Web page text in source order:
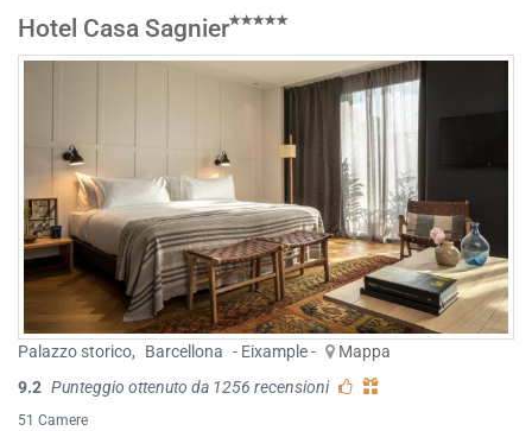
Hotel Casa Sagnier
Palazzo storico, Barcellona - Eixample -
Mappa
9.2 Punteggio ottenuto da 1256 recensioni
51 Camere